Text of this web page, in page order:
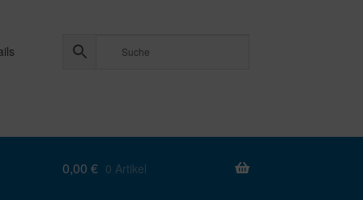
0,00 € 0 Artikel